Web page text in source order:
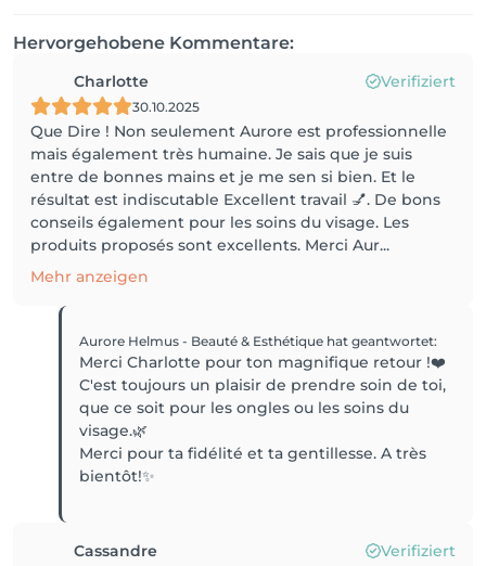
Hervorgehobene Kommentare:
Charlotte Verifiziert
30.10.2025
Que Dire ! Non seulement Aurore est professionnelle
mais également très humaine. Je sais que je suis
entre de bonnes mains et je me sen si bien. Et le
résultat est indiscutable Excellent travail 💅. De bons
conseils également pour les soins du visage. Les
produits proposés sont excellents. Merci Aur...
Mehr anzeigen
Aurore Helmus - Beauté & Esthétique hat geantwortet:
Merci Charlotte pour ton magnifique retour !❤️
C'est toujours un plaisir de prendre soin de toi,
que ce soit pour les ongles ou les soins du
visage.🌿
Merci pour ta fidélité et ta gentillesse. A très
bientôt!✨
Cassandre Verifiziert